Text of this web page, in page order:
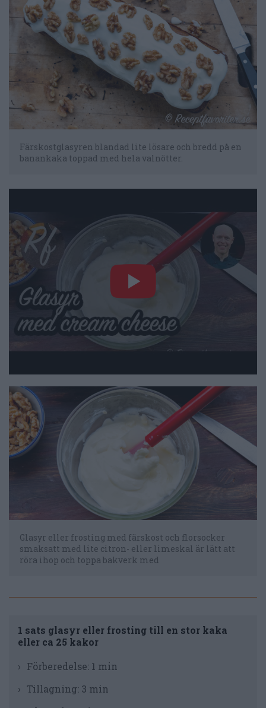
Färskostglasyren blandad lite lösare och bredd på en
banankaka toppad med hela valnötter.
Glasyr eller frosting med färskost och florsocker
smaksatt med lite citron- eller limeskal är lätt att
röra ihop och toppa bakverk med
1 sats glasyr eller frosting till en stor kaka
eller ca 25 kakor
Förberedelse: 1 min
Tillagning: 3 min